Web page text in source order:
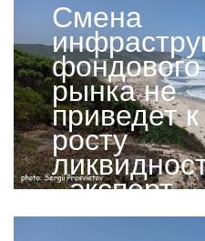
Смена
фондового
рынка не
приведет к
росту
- эксперт